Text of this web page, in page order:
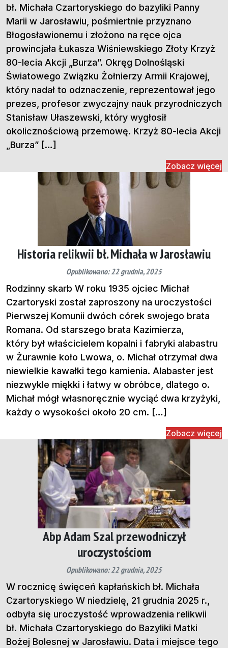
bł. Michała Czartoryskiego do bazyliki Panny
Marii w Jarosławiu, pośmiertnie przyznano
Błogosławionemu i złożono na ręce ojca
prowincjała Łukasza Wiśniewskiego Złoty Krzyż
80-lecia Akcji „Burza”. Okręg Dolnośląski
Światowego Związku Żołnierzy Armii Krajowej,
który nadał to odznaczenie, reprezentował jego
prezes, profesor zwyczajny nauk przyrodniczych
Stanisław Ułaszewski, który wygłosił
okolicznościową przemowę. Krzyż 80-lecia Akcji
„Burza” […]
Zobacz więcej
Historia relikwii bł. Michała w Jarosławiu
Opublikowano: 22 grudnia, 2025
Rodzinny skarb W roku 1935 ojciec Michał
Czartoryski został zaproszony na uroczystości
Pierwszej Komunii dwóch córek swojego brata
Romana. Od starszego brata Kazimierza,
który był właścicielem kopalni i fabryki alabastru
w Żurawnie koło Lwowa, o. Michał otrzymał dwa
niewielkie kawałki tego kamienia. Alabaster jest
niezwykle miękki i łatwy w obróbce, dlatego o.
Michał mógł własnoręcznie wyciąć dwa krzyżyki,
każdy o wysokości około 20 cm. […]
Zobacz więcej
Abp Adam Szal przewodniczył
uroczystościom
Opublikowano: 22 grudnia, 2025
W rocznicę święceń kapłańskich bł. Michała
Czartoryskiego W niedzielę, 21 grudnia 2025 r.,
odbyła się uroczystość wprowadzenia relikwii
bł. Michała Czartoryskiego do Bazyliki Matki
Bożej Bolesnej w Jarosławiu. Data i miejsce tego